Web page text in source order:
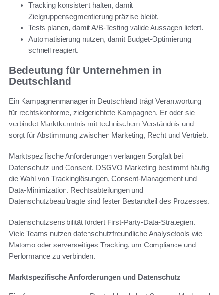
Tracking konsistent halten, damit
Zielgruppensegmentierung präzise bleibt.
Tests planen, damit A/B-Testing valide Aussagen liefert.
Automatisierung nutzen, damit Budget-Optimierung
schnell reagiert.
Bedeutung für Unternehmen in
Deutschland
Ein Kampagnenmanager in Deutschland trägt Verantwortung
für rechtskonforme, zielgerichtete Kampagnen. Er oder sie
verbindet Marktkenntnis mit technischem Verständnis und
sorgt für Abstimmung zwischen Marketing, Recht und Vertrieb.
Marktspezifische Anforderungen verlangen Sorgfalt bei
Datenschutz und Consent. DSGVO Marketing bestimmt häufig
die Wahl von Trackinglösungen, Consent-Management und
Data-Minimization. Rechtsabteilungen und
Datenschutzbeauftragte sind fester Bestandteil des Prozesses.
Datenschutzsensibilität fördert First-Party-Data-Strategien.
Viele Teams nutzen datenschutzfreundliche Analysetools wie
Matomo oder serverseitiges Tracking, um Compliance und
Performance zu verbinden.
Marktspezifische Anforderungen und Datenschutz